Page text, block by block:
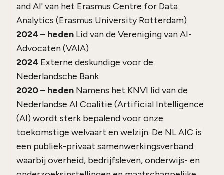
and AI' van het Erasmus Centre for Data
Analytics (Erasmus University Rotterdam)
2024 – heden Lid van de Vereniging van AI-
Advocaten (VAIA)
2024 Externe deskundige voor de
Nederlandsche Bank
2020 – heden Namens het KNVI lid van de
Nederlandse AI Coalitie (Artificial Intelligence
(AI) wordt sterk bepalend voor onze
toekomstige welvaart en welzijn. De NL AIC is
een publiek-privaat samenwerkingsverband
waarbij overheid, bedrijfsleven, onderwijs- en